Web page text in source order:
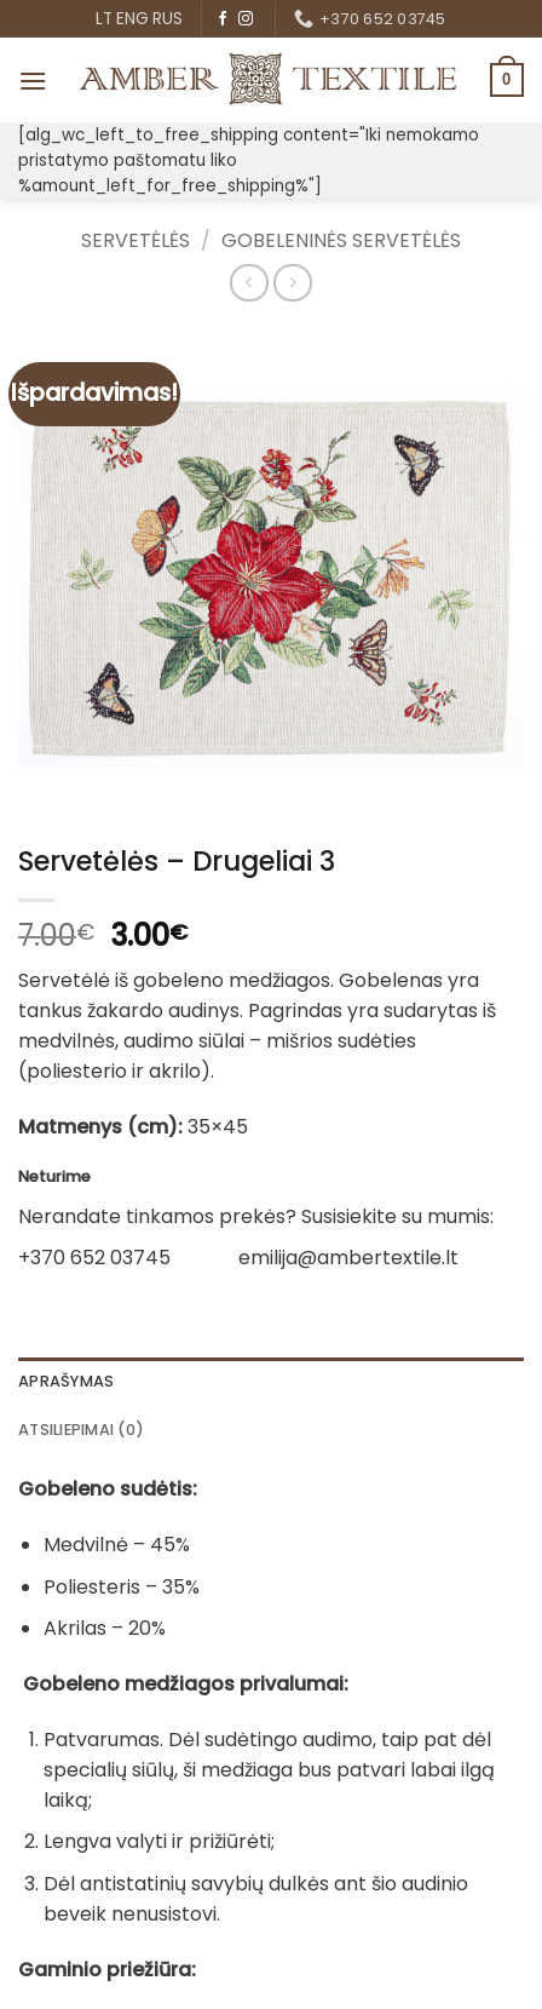
to
content
LT ENG RUS +370 652 03745
0
[alg_wc_left_to_free_shipping content="Iki nemokamo
pristatymo paštomatu liko
%amount_left_for_free_shipping%"]
SERVETĖLĖS / GOBELENINĖS SERVETĖLĖS
Išpardavimas!
Servetėlės – Drugeliai 3
7.00€ Original
price
was:
7.00€.
3.00€Current
price
is:
3.00€.
Servetėlė iš gobeleno medžiagos. Gobelenas yra
tankus žakardo audinys. Pagrindas yra sudarytas iš
medvilnės, audimo siūlai – mišrios sudėties
(poliesterio ir akrilo).
Matmenys (cm):35×45
Neturime
Nerandate tinkamos prekės? Susisiekite su mumis:
+370 652 03745
emilija@ambertextile.lt
APRAŠYMAS
ATSILIEPIMAI (0)
Gobeleno sudėtis:
Medvilnė – 45%
Poliesteris – 35%
Akrilas – 20%
Gobeleno medžiagos privalumai:
Patvarumas. Dėl sudėtingo audimo, taip pat dėl
specialių siūlų, ši medžiaga bus patvari labai ilgą
laiką;
Lengva valyti ir prižiūrėti;
Dėl antistatinių savybių dulkės ant šio audinio
beveik nenusistovi.
Gaminio priežiūra: